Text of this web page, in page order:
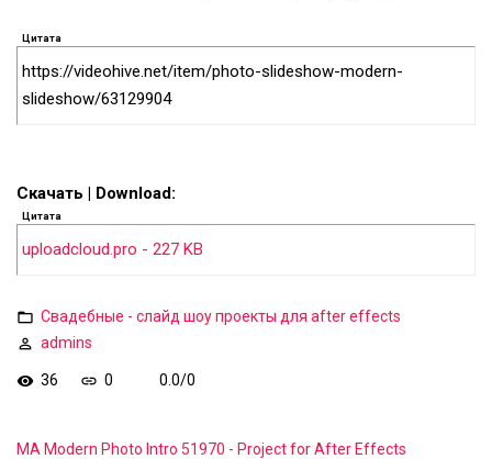
Цитата
https://videohive.net/item/photo-slideshow-modern-
slideshow/63129904
Скачать | Download:
Цитата
uploadcloud.pro - 227 KB
Свадебные - слайд шоу проекты для after effects
admins
36 0 0.0/0
MA Modern Photo Intro 51970 - Project for After Effects